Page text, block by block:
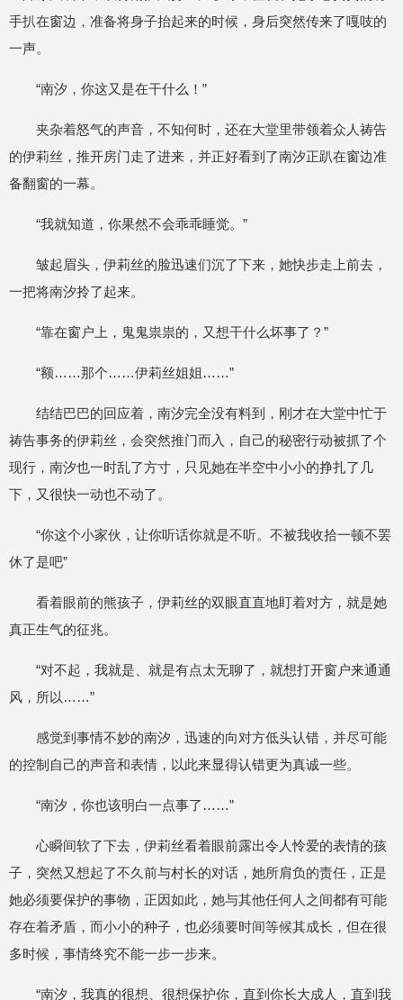
手扒在窗边，准备将身子抬起来的时候，身后突然传来了嘎吱的
一声。
“南汐，你这又是在干什么！”
夹杂着怒气的声音，不知何时，还在大堂里带领着众人祷告
的伊莉丝，推开房门走了进来，并正好看到了南汐正趴在窗边准
备翻窗的一幕。
“我就知道，你果然不会乖乖睡觉。”
皱起眉头，伊莉丝的脸迅速们沉了下来，她快步走上前去，
一把将南汐拎了起来。
“靠在窗户上，鬼鬼祟祟的，又想干什么坏事了？”
“额……那个……伊莉丝姐姐……”
结结巴巴的回应着，南汐完全没有料到，刚才在大堂中忙于
祷告事务的伊莉丝，会突然推门而入，自己的秘密行动被抓了个
现行，南汐也一时乱了方寸，只见她在半空中小小的挣扎了几
下，又很快一动也不动了。
“你这个小家伙，让你听话你就是不听。不被我收拾一顿不罢
休了是吧”
看着眼前的熊孩子，伊莉丝的双眼直直地盯着对方，就是她
真正生气的征兆。
“对不起，我就是、就是有点太无聊了，就想打开窗户来通通
风，所以……”
感觉到事情不妙的南汐，迅速的向对方低头认错，并尽可能
的控制自己的声音和表情，以此来显得认错更为真诚一些。
“南汐，你也该明白一点事了……”
心瞬间软了下去，伊莉丝看着眼前露出令人怜爱的表情的孩
子，突然又想起了不久前与村长的对话，她所肩负的责任，正是
她必须要保护的事物，正因如此，她与其他任何人之间都有可能
存在着矛盾，而小小的种子，也必须要时间等候其成长，但在很
多时候，事情终究不能一步一步来。
“南汐，我真的很想、很想保护你，直到你长大成人，直到我